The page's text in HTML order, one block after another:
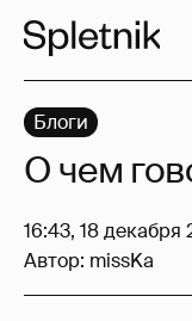
Блоги
О чем
16:43, 18 декабря
Автор: missKa